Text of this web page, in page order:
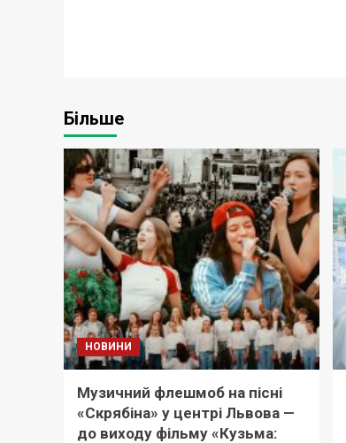
Більше
НОВИНИ
Музичний флешмоб на пісні
«Скрябіна» у центрі Львова —
до виходу фільму «Кузьма: